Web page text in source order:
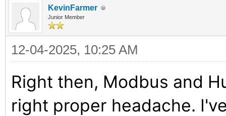
KevinFarmer
Junior Member
12-04-2025, 10:25 AM
Right then, Modbus and
right proper headache.